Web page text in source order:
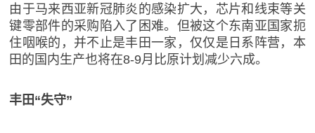
由于马来西亚新冠肺炎的感染扩大，芯片和线束等关
键零部件的采购陷入了困难。但被这个东南亚国家扼
住咽喉的，并不止是丰田一家，仅仅是日系阵营，本
田的国内生产也将在8-9月比原计划减少六成。
丰田“失守”